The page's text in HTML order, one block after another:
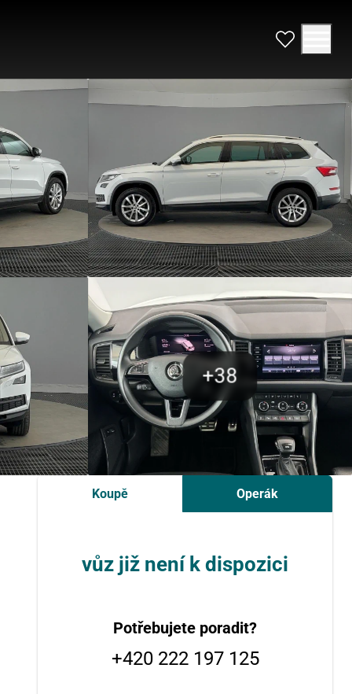
Koupě Operák
vůz již není k dispozici
Potřebujete poradit?
+420 222 197 125